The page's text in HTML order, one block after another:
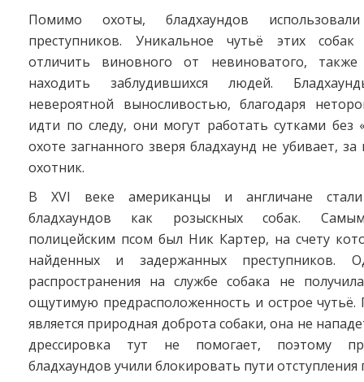
Помимо охоты, бладхаундов
преступников. Уникальное чутьё этих
отличить виновного от невиноватого,
находить заблудившихся людей.
невероятной выносливостью, благодаря
идти по следу, они могут работать сутками без
охоте загнанного зверя бладхаунд не убивает, за
охотник.
В XVI веке американцы и англичане стали
бладхаундов как розыскных собак.
полицейским псом был Ник Картер, на счету
найденных и задержанных преступников.
распространения на службе собака не
ощутимую предрасположенность и острое чутьё.
является природная доброта собаки, она не
дрессировка тут не помогает, поэтому
бладхаундов учили блокировать пути отступления